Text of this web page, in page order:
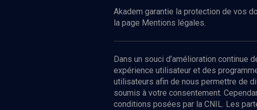
Akadem garantie la protection de vos
la page Mentions légales.
Dans un souci d’amélioration continue
expérience utilisateur et des
utilisateurs afin de nous permettre de
soumis à votre consentement.
conditions posées par la CNIL. Les